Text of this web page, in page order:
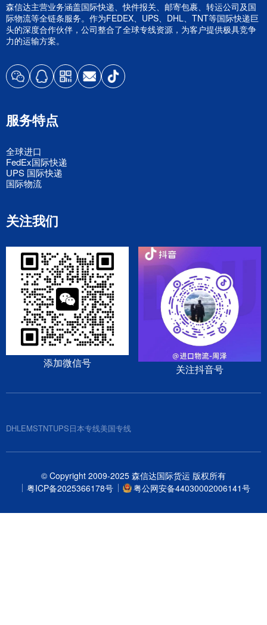
森信达主营业务涵盖国际快递、快件报关、邮寄包裹、转运公司及国
际物流等全链条服务。作为FEDEX、UPS、DHL、TNT等国际快递巨
头的深度合作伙伴，公司整合了全球专线资源，为客户提供极具竞争
力的运输方案。
服务特点
全球进口
FedEx国际快递
UPS 国际快递
国际物流
关注我们
添加微信号 关注抖音号
DHL EMSTNTUPS日本专线美国专线
© Copyright 2009-2025 森信达国际货运 版权所有
粤ICP备2025366178号
粤公网安备44030002006141号